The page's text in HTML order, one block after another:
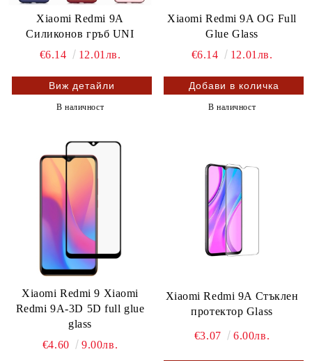
Xiaomi Redmi 9A
Силиконов гръб UNI
€6.14
12.01лв.
Виж детайли
В наличност
Xiaomi Redmi 9A OG Full
Glue Glass
€6.14
12.01лв.
В наличност
Xiaomi Redmi 9 Xiaomi
Redmi 9A-3D 5D full glue
glass
€4.60
9.00лв.
Xiaomi Redmi 9A Стъклен
протектор Glass
€3.07 6.00лв.